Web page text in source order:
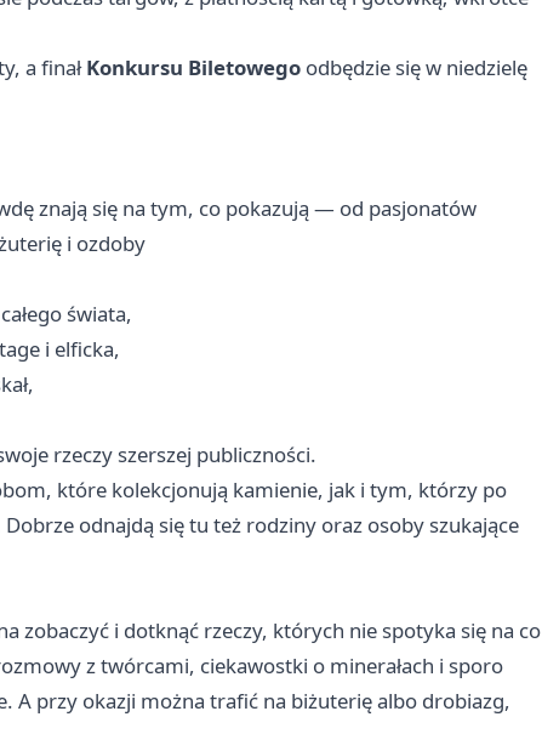
a finałKonkursu Biletowego odbędzie się w niedzielę
znają się na tym, co pokazują — od pasjonatów
i ozdoby
świata,
i elficka,
rzeczy szerszej publiczności.
które kolekcjonują kamienie, jak i tym, którzy po
odnajdą się tu też rodziny oraz osoby szukające
zobaczyć i dotknąć rzeczy, których nie spotyka się na co
z twórcami, ciekawostki o minerałach i sporo
A przy okazji można trafić na biżuterię albo drobiazg,